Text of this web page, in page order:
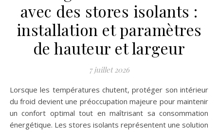
avec des stores isolants :
installation et paramètres
de hauteur et largeur
7 juillet 2026
Lorsque les températures chutent, protéger son intérieur
du froid devient une préoccupation majeure pour maintenir
un confort optimal tout en maîtrisant sa consommation
énergétique. Les stores isolants représentent une solution